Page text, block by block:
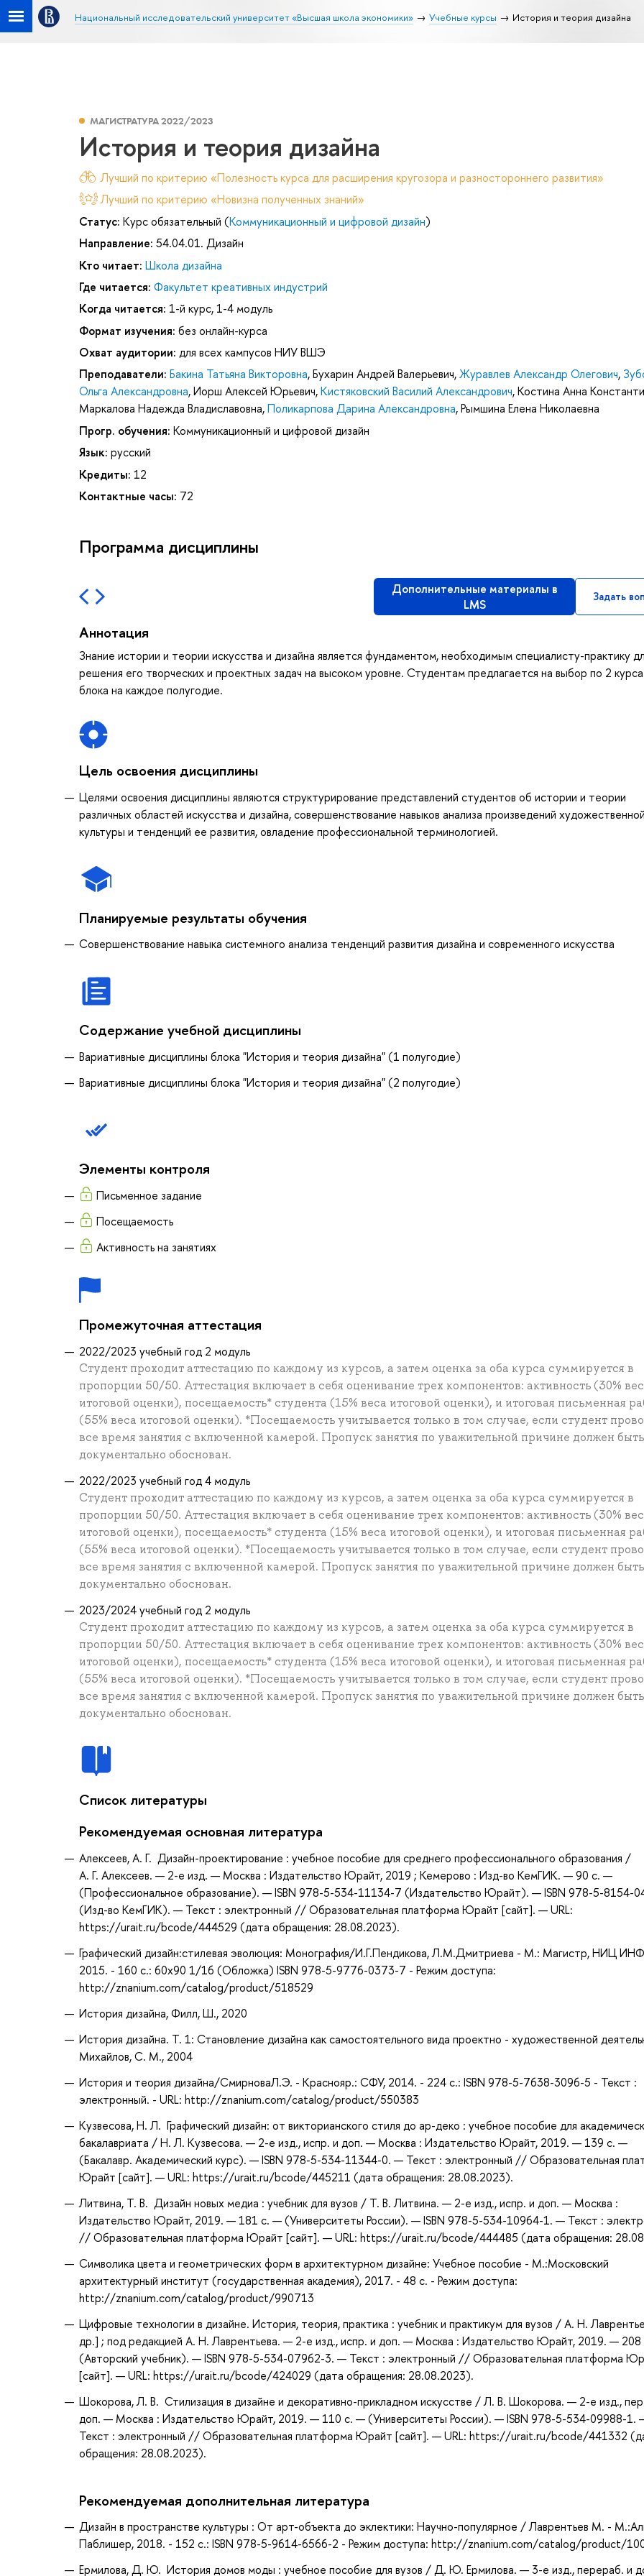
Национальный исследовательский университет «Высшая школа экономики» Учебные курсы История и теория дизайна
МАГИСТРАТУРА 2022/2023
История и теория дизайна
Лучший по критерию «Полезность курса для расширения кругозора и разностороннего развития»
Лучший по критерию «Новизна полученных знаний»
Статус: Курс обязательный (Коммуникационный и цифровой дизайн)
Направление: 54.04.01. Дизайн
Кто читает: Школа дизайна
Где читается: Факультет креативных индустрий
Когда читается: 1-й курс, 1-4 модуль
Формат изучения: без онлайн-курса
Охват аудитории: для всех кампусов НИУ ВШЭ
Преподаватели: Бакина Татьяна Викторовна,Бухарин Андрей Валерьевич,Журавлев Александр Олегович,
Ольга Александровна,Иорш Алексей Юрьевич,Кистяковский Василий Александрович,Костина Анна
Маркалова Надежда Владиславовна,Поликарпова Дарина Александровна,Рымшина Елена Николаевна
Прогр. обучения: Коммуникационный и цифровой дизайн
Язык: русский
Кредиты: 12
Контактные часы: 72
Программа дисциплины
Дополнительные материалы в
LMS
Задать
Аннотация
Знание истории и теории искусства и дизайна является фундаментом, необходимым специалисту-практику
решения его творческих и проектных задач на высоком уровне. Студентам предлагается на выбор по 2
блока на каждое полугодие.
Цель освоения дисциплины
Целями освоения дисциплины являются структурирование представлений студентов об истории и теории
различных областей искусства и дизайна, совершенствование навыков анализа произведений художественной
культуры и тенденций ее развития, овладение профессиональной терминологией.
Планируемые результаты обучения
Совершенствование навыка системного анализа тенденций развития дизайна и современного искусства
Содержание учебной дисциплины
Вариативные дисциплины блока "История и теория дизайна" (1 полугодие)
Вариативные дисциплины блока "История и теория дизайна" (2 полугодие)
Элементы контроля
Письменное задание
Посещаемость
Активность на занятиях
Промежуточная аттестация
2022/2023 учебный год 2 модуль
Студент проходит аттестацию по каждому из курсов, а затем оценка за оба курса суммируется в
пропорции 50/50. Аттестация включает в себя оценивание трех компонентов: активность (30%
итоговой оценки), посещаемость* студента (15% веса итоговой оценки), и итоговая письменная
(55% веса итоговой оценки). *Посещаемость учитывается только в том случае, если студент
все время занятия с включенной камерой. Пропуск занятия по уважительной причине должен быть
документально обоснован.
2022/2023 учебный год 4 модуль
Студент проходит аттестацию по каждому из курсов, а затем оценка за оба курса суммируется в
пропорции 50/50. Аттестация включает в себя оценивание трех компонентов: активность (30%
итоговой оценки), посещаемость* студента (15% веса итоговой оценки), и итоговая письменная
(55% веса итоговой оценки). *Посещаемость учитывается только в том случае, если студент
все время занятия с включенной камерой. Пропуск занятия по уважительной причине должен быть
документально обоснован.
2023/2024 учебный год 2 модуль
Студент проходит аттестацию по каждому из курсов, а затем оценка за оба курса суммируется в
пропорции 50/50. Аттестация включает в себя оценивание трех компонентов: активность (30%
итоговой оценки), посещаемость* студента (15% веса итоговой оценки), и итоговая письменная
(55% веса итоговой оценки). *Посещаемость учитывается только в том случае, если студент
все время занятия с включенной камерой. Пропуск занятия по уважительной причине должен быть
документально обоснован.
Список литературы
Рекомендуемая основная литература
Алексеев, А. Г. Дизайн-проектирование : учебное пособие для среднего профессионального образования /
А. Г. Алексеев. — 2-е изд. — Москва : Издательство Юрайт, 2019 ; Кемерово : Изд-во КемГИК. — 90 с. —
(Профессиональное образование). — ISBN 978-5-534-11134-7 (Издательство Юрайт). — ISBN 978-5-8154-
(Изд-во КемГИК). — Текст : электронный // Образовательная платформа Юрайт [сайт]. — URL:
https://urait.ru/bcode/444529 (дата обращения: 28.08.2023).
Графический дизайн:стилевая эволюция: Монография/И.Г.Пендикова, Л.М.Дмитриева - М.: Магистр, НИЦ
2015. - 160 с.: 60x90 1/16 (Обложка) ISBN 978-5-9776-0373-7 - Режим доступа:
http://znanium.com/catalog/product/518529
История дизайна, Филл, Ш., 2020
История дизайна. Т. 1: Становление дизайна как самостоятельного вида проектно - художественной
Михайлов, С. М., 2004
История и теория дизайна/СмирноваЛ.Э. - Краснояр.: СФУ, 2014. - 224 с.: ISBN 978-5-7638-3096-5 - Текст :
электронный. - URL: http://znanium.com/catalog/product/550383
Кузвесова, Н. Л. Графический дизайн: от викторианского стиля до ар-деко : учебное пособие для
бакалавриата / Н. Л. Кузвесова. — 2-е изд., испр. и доп. — Москва : Издательство Юрайт, 2019. — 139 с. —
(Бакалавр. Академический курс). — ISBN 978-5-534-11344-0. — Текст : электронный // Образовательная
Юрайт [сайт]. — URL: https://urait.ru/bcode/445211 (дата обращения: 28.08.2023).
Литвина, Т. В. Дизайн новых медиа : учебник для вузов / Т. В. Литвина. — 2-е изд., испр. и доп. — Москва :
Издательство Юрайт, 2019. — 181 с. — (Университеты России). — ISBN 978-5-534-10964-1. — Текст :
// Образовательная платформа Юрайт [сайт]. — URL: https://urait.ru/bcode/444485 (дата обращения:
Символика цвета и геометрических форм в архитектурном дизайне: Учебное пособие - М.:Московский
архитектурный институт (государственная академия), 2017. - 48 с. - Режим доступа:
http://znanium.com/catalog/product/990713
Цифровые технологии в дизайне. История, теория, практика : учебник и практикум для вузов / А. Н.
др.] ; под редакцией А. Н. Лаврентьева. — 2-е изд., испр. и доп. — Москва : Издательство Юрайт, 2019. —
(Авторский учебник). — ISBN 978-5-534-07962-3. — Текст : электронный // Образовательная платформа
[сайт]. — URL: https://urait.ru/bcode/424029 (дата обращения: 28.08.2023).
Шокорова, Л. В. Стилизация в дизайне и декоративно-прикладном искусстве / Л. В. Шокорова. — 2-е изд.,
доп. — Москва : Издательство Юрайт, 2019. — 110 с. — (Университеты России). — ISBN 978-5-534-09988-1.
Текст : электронный // Образовательная платформа Юрайт [сайт]. — URL: https://urait.ru/bcode/441332
обращения: 28.08.2023).
Рекомендуемая дополнительная литература
Дизайн в пространстве культуры : От арт-объекта до эклектики: Научно-популярное / Лаврентьев М. -
Паблишер, 2018. - 152 с.: ISBN 978-5-9614-6566-2 - Режим доступа: http://znanium.com/catalog/product/
Ермилова, Д. Ю. История домов моды : учебное пособие для вузов / Д. Ю. Ермилова. — 3-е изд., перераб. и